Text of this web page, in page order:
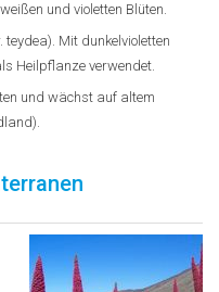
und violetten Blüten.
Mit dunkelvioletten
Heilpflanze verwendet.
und wächst auf altem